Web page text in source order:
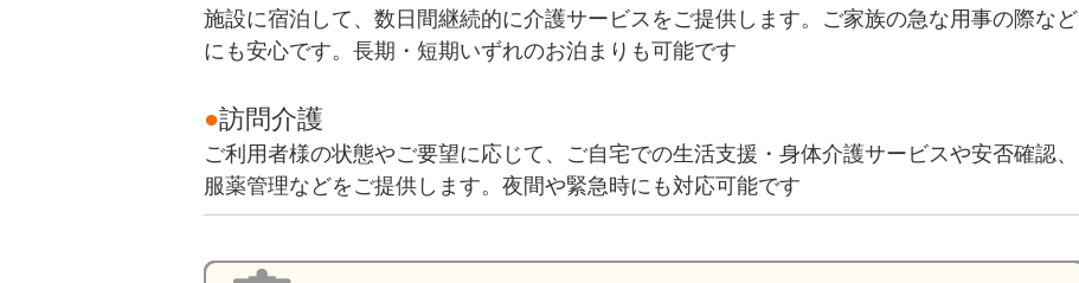
施設に宿泊して、数日間継続的に介護サービスをご提供します。ご家族の急な用事の際など
にも安心です。長期・短期いずれのお泊まりも可能です
●訪問介護
ご利用者様の状態やご要望に応じて、ご自宅での生活支援・身体介護サービスや安否確認、
服薬管理などをご提供します。夜間や緊急時にも対応可能です